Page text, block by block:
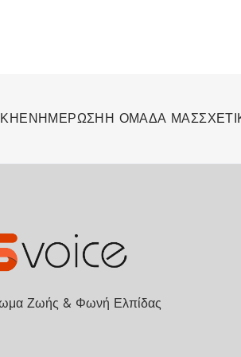
ΕΝΗΜΕΡΩΣΗΗ ΟΜΑΔΑ ΜΑΣ
Ζωής & Φωνή Ελπίδας